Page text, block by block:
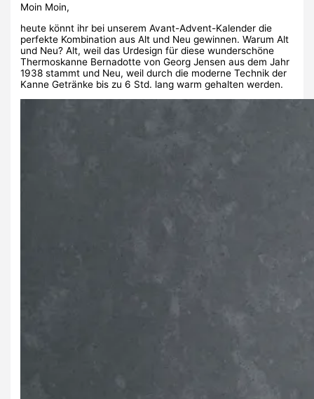
Moin Moin,
heute könnt ihr bei unserem Avant-Advent-Kalender die
perfekte Kombination aus Alt und Neu gewinnen. Warum Alt
und Neu? Alt, weil das Urdesign für diese wunderschöne
Thermoskanne Bernadotte von Georg Jensen aus dem Jahr
1938 stammt und Neu, weil durch die moderne Technik der
Kanne Getränke bis zu 6 Std. lang warm gehalten werden.